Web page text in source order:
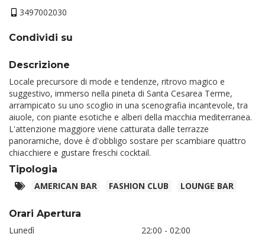
3497002030
Condividi su
Descrizione
Locale precursore di mode e tendenze, ritrovo magico e
suggestivo, immerso nella pineta di Santa Cesarea Terme,
arrampicato su uno scoglio in una scenografia incantevole, tra
aiuole, con piante esotiche e alberi della macchia mediterranea.
L'attenzione maggiore viene catturata dalle terrazze
panoramiche, dove è d'obbligo sostare per scambiare quattro
chiacchiere e gustare freschi cocktail.
Tipologia
AMERICAN BAR
FASHION CLUB LOUNGE BAR
Orari Apertura
Lunedì
22:00 - 02:00